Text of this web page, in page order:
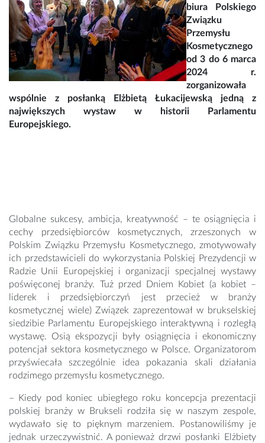
biura Polskiego
Związku
Przemysłu
Kosmetycznego
od 3 do 6 marca
2024 r.
zorganizowała
wspólnie z posłanką Elżbietą Łukacijewską jedną z
największych wystaw w historii Parlamentu
Europejskiego.
Globalne sukcesy, ambicja, kreatywność – te osiągnięcia i
cechy przedsiębiorców kosmetycznych, zrzeszonych w
Polskim Związku Przemysłu Kosmetycznego, zmotywowały
ich przedstawicieli do wykorzystania Polskiej Prezydencji w
Radzie Unii Europejskiej i organizacji specjalnej wystawy
poświęconej branży. Tuż przed Dniem Kobiet (a kobiet –
liderek i przedsiębiorczyń jest przecież w branży
kosmetycznej wiele) Związek zaprezentował w brukselskiej
siedzibie Parlamentu Europejskiego interaktywną i rozległą
wystawę. Osią ekspozycji były osiągnięcia i ekonomiczny
potencjał sektora kosmetycznego w Polsce. Organizatorom
przyświecała szczególnie idea pokazania skali działania
rodzimego przemysłu kosmetycznego.
– Kiedy pod koniec ubiegłego roku koncepcja prezentacji
polskiej branży w Brukseli rodziła się w naszym zespole,
wydawało się to pięknym marzeniem. Postanowiliśmy je
jednak urzeczywistnić. A ponieważ drzwi posłanki Elżbiety